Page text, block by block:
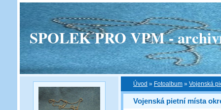
SPOLEK PRO VPM -
Úvod » Fotoalbum » Vojenská
Vojenská pietní místa